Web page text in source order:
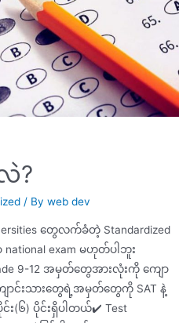
?
/ By web dev
တွေလက်ခံတဲ့ Standardized
exam မဟုတ်ပါဘူး
9-12 အမှတ်တွေအားလုံးကို ကျော
ောင်းသားတွေရဲ့အမှတ်တွေကို SAT နဲ့
း(၆) ပိုင်းရှိပါတယ်✔️ Test